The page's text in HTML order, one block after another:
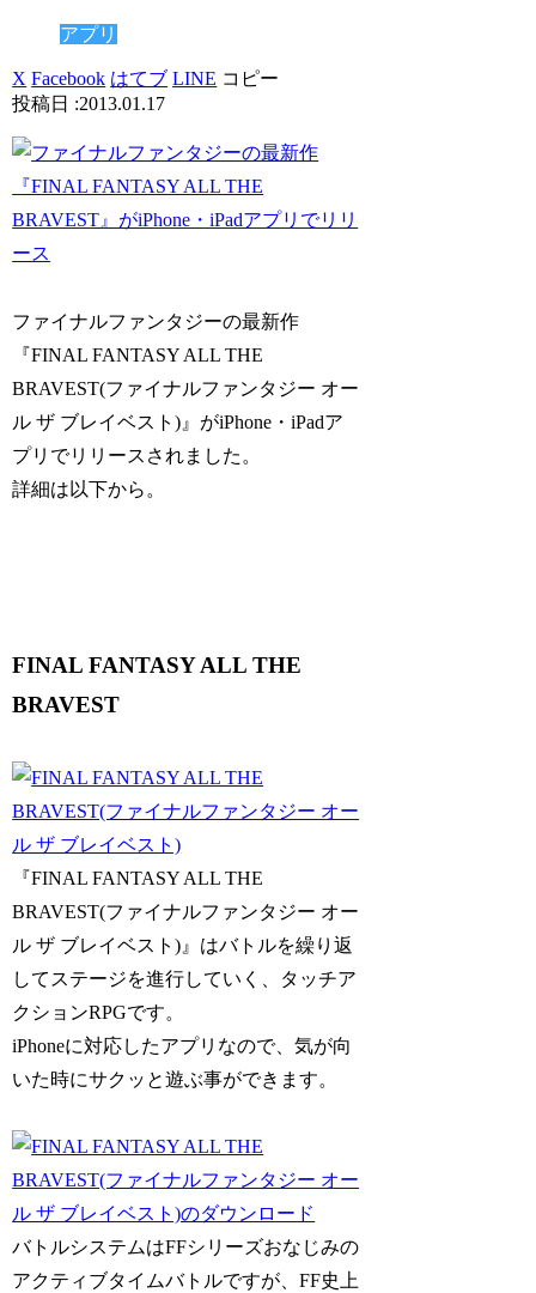
アプリ
X Facebook はてブ LINE コピー
2013.01.17
ファイナルファンタジーの最新作
『FINAL FANTASY ALL THE
BRAVEST(ファイナルファンタジー オー
ル ザ ブレイベスト)』がiPhone・iPadア
プリでリリースされました。
詳細は以下から。
FINAL FANTASY ALL THE
BRAVEST
『FINAL FANTASY ALL THE
BRAVEST(ファイナルファンタジー オー
ル ザ ブレイベスト)』はバトルを繰り返
してステージを進行していく、タッチア
クションRPGです。
iPhoneに対応したアプリなので、気が向
いた時にサクッと遊ぶ事ができます。
バトルシステムはFFシリーズおなじみの
アクティブタイムバトルですが、FF史上